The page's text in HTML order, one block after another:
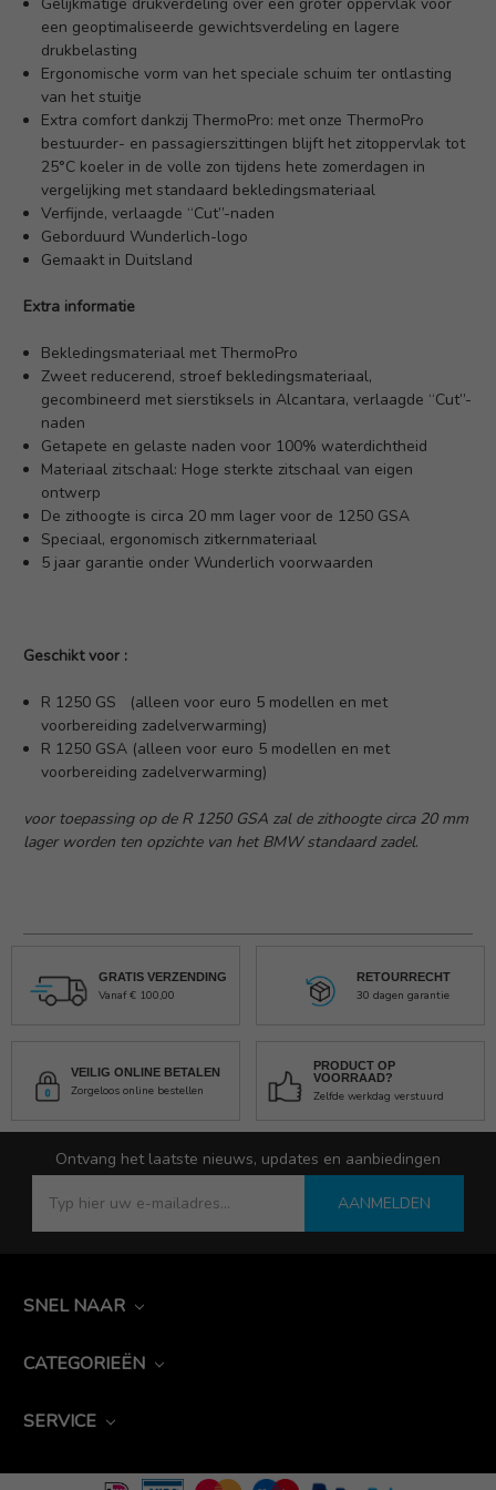
een geoptimaliseerde gewichtsverdeling en lagere
drukbelasting
Ergonomische vorm van het speciale schuim ter ontlasting
van het stuitje
Extra comfort dankzij ThermoPro: met onze ThermoPro
bestuurder- en passagierszittingen blijft het zitoppervlak tot
25°C koeler in de volle zon tijdens hete zomerdagen in
vergelijking met standaard bekledingsmateriaal
Verfijnde, verlaagde “Cut”-naden
Geborduurd Wunderlich-logo
Gemaakt in Duitsland
Extra informatie
Bekledingsmateriaal met ThermoPro
Zweet reducerend, stroef bekledingsmateriaal,
gecombineerd met sierstiksels in Alcantara, verlaagde “Cut”-
naden
Getapete en gelaste naden voor 100% waterdichtheid
Materiaal zitschaal: Hoge sterkte zitschaal van eigen
ontwerp
De zithoogte is circa 20 mm lager voor de 1250 GSA
Speciaal, ergonomisch zitkernmateriaal
5 jaar garantie onder Wunderlich voorwaarden
Geschikt voor :
R 1250 GS (alleen voor euro 5 modellen en met
voorbereiding zadelverwarming)
R 1250 GSA (alleen voor euro 5 modellen en met
voorbereiding zadelverwarming)
voor toepassing op de R 1250 GSA zal de zithoogte circa 20 mm
lager worden ten opzichte van het BMW standaard zadel.
GRATIS VERZENDING
Vanaf € 100,00
RETOURRECHT
30 dagen garantie
VEILIG ONLINE BETALEN
Zorgeloos online bestellen
PRODUCT OP
VOORRAAD?
Zelfde werkdag verstuurd
Ontvang het laatste nieuws, updates en aanbiedingen
AANMELDEN
SNEL NAAR
CATEGORIEËN
SERVICE